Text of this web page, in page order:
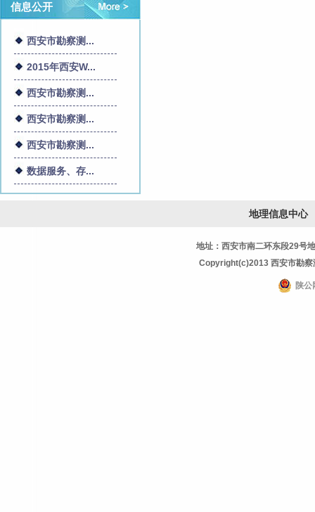
信息公开
西安市勘察测...
2015年西安W...
西安市勘察测...
西安市勘察测...
西安市勘察测...
数据服务、存...
地理信息中心
地址：西安市南二环东段29号
Copyright(c)2013 西安市勘
陕